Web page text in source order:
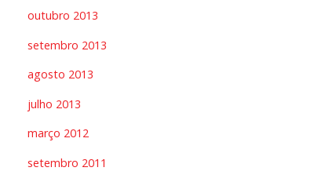
outubro 2013
setembro 2013
agosto 2013
julho 2013
março 2012
setembro 2011